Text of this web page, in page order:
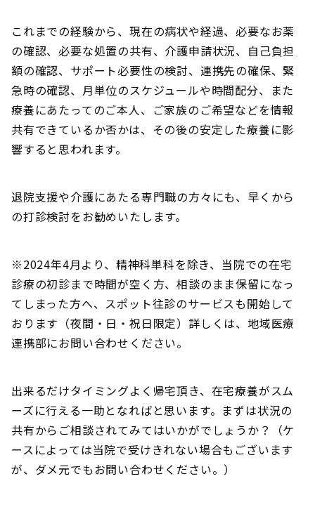
これまでの経験から、現在の病状や経過、必要なお薬
の確認、必要な処置の共有、介護申請状況、自己負担
額の確認、サポート必要性の検討、連携先の確保、緊
急時の確認、月単位のスケジュールや時間配分、また
療養にあたってのご本人、ご家族のご希望などを情報
共有できているか否かは、その後の安定した療養に影
響すると思われます。
退院支援や介護にあたる専門職の方々にも、早くから
の打診検討をお勧めいたします。
※2024年4月より、精神科単科を除き、当院での在宅
診療の初診まで時間が空く方、相談のまま保留になっ
てしまった方へ、スポット往診のサービスも開始して
おります（夜間・日・祝日限定）詳しくは、地域医療
連携部にお問い合わせください。
出来るだけタイミングよく帰宅頂き、在宅療養がスム
ーズに行える一助となればと思います。まずは状況の
共有からご相談されてみてはいかがでしょうか？（ケ
ースによっては当院で受けきれない場合もございます
が、ダメ元でもお問い合わせください。）